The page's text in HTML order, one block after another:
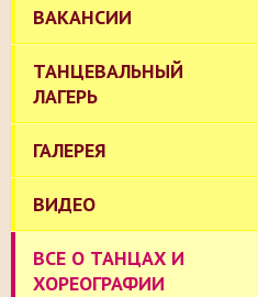
ВАКАНСИИ
ТАНЦЕВАЛЬНЫЙ
ЛАГЕРЬ
ГАЛЕРЕЯ
ВИДЕО
ВСЕ О ТАНЦАХ И
ХОРЕОГРАФИИ